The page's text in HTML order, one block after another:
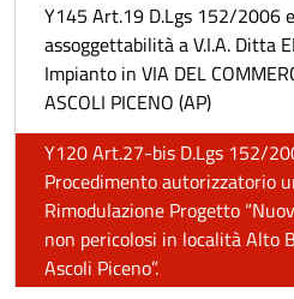
Y145 Art.19 D.Lgs 152/2006
assoggettabilità a V.I.A. Ditta
Impianto in VIA DEL
ASCOLI PICENO (AP)
Y120 Art.27-bis D.Lgs 152/
Procedimento autorizzatorio
Rimodulazione Progetto
non pericolosi in località Alto
Ascoli Piceno”.